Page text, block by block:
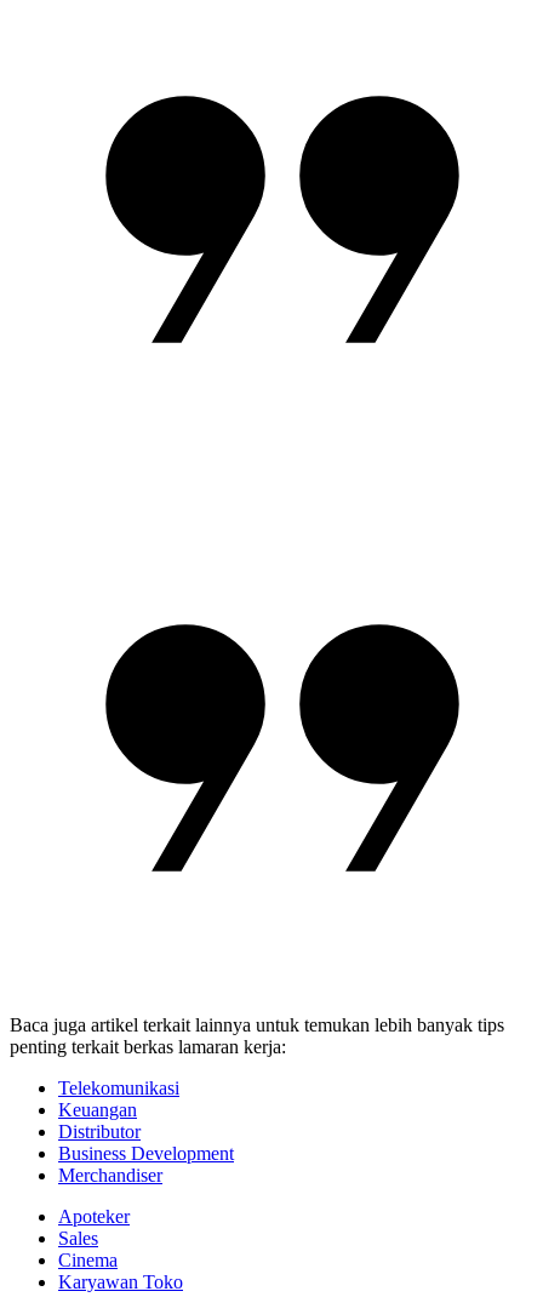
Baca juga artikel terkait lainnya untuk temukan lebih banyak tips
penting terkait berkas lamaran kerja:
Telekomunikasi
Keuangan
Distributor
Business Development
Merchandiser
Apoteker
Sales
Cinema
Karyawan Toko